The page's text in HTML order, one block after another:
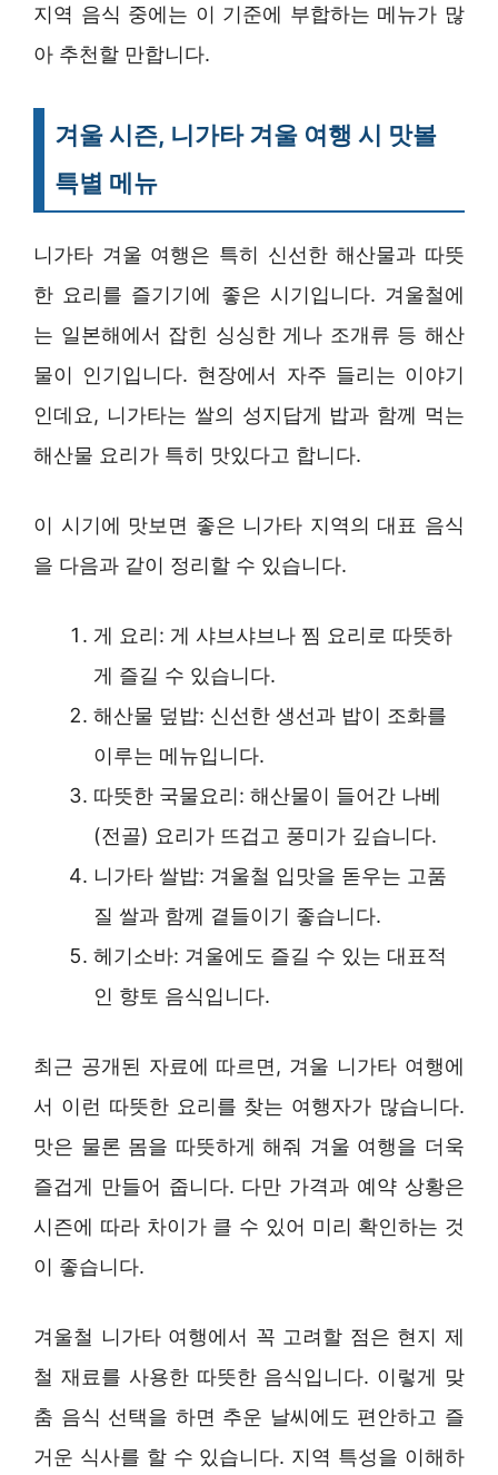
지역 음식 중에는 이 기준에 부합하는 메뉴가 많
아 추천할 만합니다.
겨울 시즌, 니가타 겨울 여행 시 맛볼
특별 메뉴
니가타 겨울 여행은 특히 신선한 해산물과 따뜻
한 요리를 즐기기에 좋은 시기입니다. 겨울철에
는 일본해에서 잡힌 싱싱한 게나 조개류 등 해산
물이 인기입니다. 현장에서 자주 들리는 이야기
인데요, 니가타는 쌀의 성지답게 밥과 함께 먹는
해산물 요리가 특히 맛있다고 합니다.
이 시기에 맛보면 좋은 니가타 지역의 대표 음식
을 다음과 같이 정리할 수 있습니다.
게 요리: 게 샤브샤브나 찜 요리로 따뜻하
게 즐길 수 있습니다.
해산물 덮밥: 신선한 생선과 밥이 조화를
이루는 메뉴입니다.
따뜻한 국물요리: 해산물이 들어간 나베
(전골) 요리가 뜨겁고 풍미가 깊습니다.
니가타 쌀밥: 겨울철 입맛을 돋우는 고품
질 쌀과 함께 곁들이기 좋습니다.
헤기소바: 겨울에도 즐길 수 있는 대표적
인 향토 음식입니다.
최근 공개된 자료에 따르면, 겨울 니가타 여행에
서 이런 따뜻한 요리를 찾는 여행자가 많습니다.
맛은 물론 몸을 따뜻하게 해줘 겨울 여행을 더욱
즐겁게 만들어 줍니다. 다만 가격과 예약 상황은
시즌에 따라 차이가 클 수 있어 미리 확인하는 것
이 좋습니다.
겨울철 니가타 여행에서 꼭 고려할 점은 현지 제
철 재료를 사용한 따뜻한 음식입니다. 이렇게 맞
춤 음식 선택을 하면 추운 날씨에도 편안하고 즐
거운 식사를 할 수 있습니다. 지역 특성을 이해하